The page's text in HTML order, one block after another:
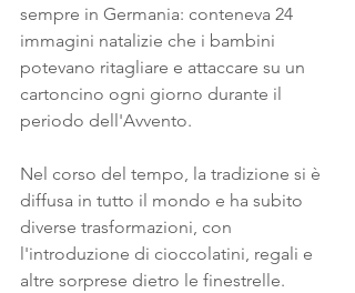
sempre in Germania: conteneva 24
immagini natalizie che i bambini
potevano ritagliare e attaccare su un
cartoncino ogni giorno durante il
periodo dell'Avvento.
Nel corso del tempo, la tradizione si è
diffusa in tutto il mondo e ha subito
diverse trasformazioni, con
l'introduzione di cioccolatini, regali e
altre sorprese dietro le finestrelle.